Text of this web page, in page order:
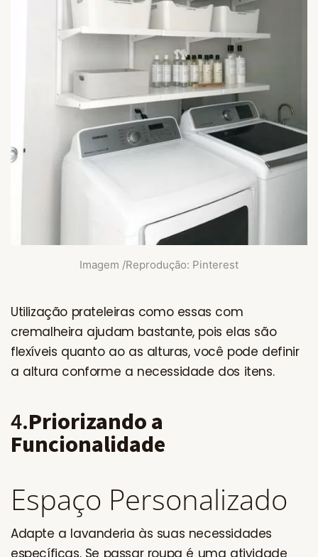
Imagem /Reprodução: Pinterest
Utilização prateleiras como essas com
cremalheira ajudam bastante, pois elas são
flexíveis quanto ao as alturas, você pode definir
a altura conforme a necessidade dos itens.
4.Priorizando a
Funcionalidade
Espaço Personalizado
Adapte a lavanderia às suas necessidades
específicas. Se passar roupa é uma atividade